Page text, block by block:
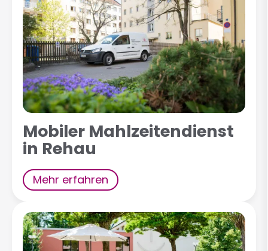
Mobiler Mahlzeitendienst
in Rehau
Mehr erfahren